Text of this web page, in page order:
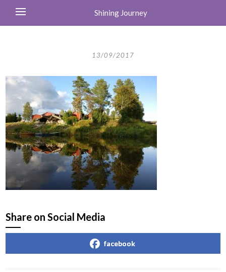
Shining Journey
13/09/2017
Share on Social Media
facebook